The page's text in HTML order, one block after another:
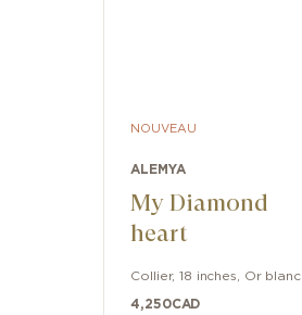
NOUVEAU
ALEMYA
My Diamond
heart
Collier,18 inches Or blanc
4,250CAD